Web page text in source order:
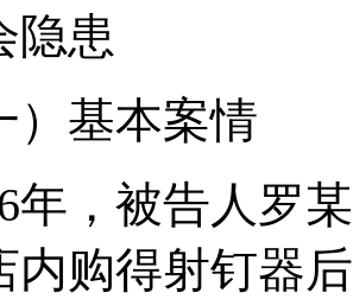
隐患
基本案情
，被告人罗某
内购得射钉器